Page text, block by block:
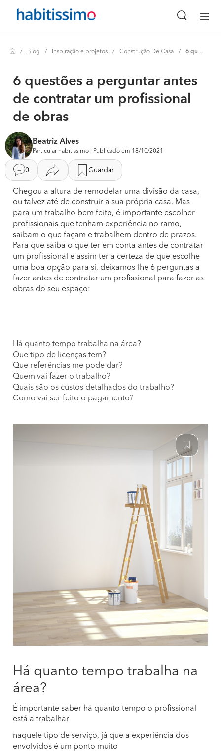
Blog Inspiração e projetos Construção De Casa 6 questões a perguntar antes de contratar um profissional de obras
6 questões a perguntar antes
de contratar um profissional
de obras
Beatriz Alves
Particular habitissimo | Publicado em 18/10/2021
0 Guardar
Chegou a altura de remodelar uma divisão da casa,
ou talvez até de construir a sua própria casa. Mas
para um trabalho bem feito, é importante escolher
profissionais que tenham experiência no ramo,
saibam o que façam e trabalhem dentro de prazos.
Para que saiba o que ter em conta antes de contratar
um profissional e assim ter a certeza de que escolhe
uma boa opção para si, deixamos-lhe 6 perguntas a
fazer antes de contratar um profissional para fazer as
obras do seu espaço:
Há quanto tempo trabalha na área?
Que tipo de licenças tem?
Que referências me pode dar?
Quem vai fazer o trabalho?
Quais são os custos detalhados do trabalho?
Como vai ser feito o pagamento?
Há quanto tempo trabalha na
área?
É importante saber há quanto tempo o profissional
está a trabalhar
naquele tipo de serviço, já que a experiência dos
envolvidos é um ponto muito